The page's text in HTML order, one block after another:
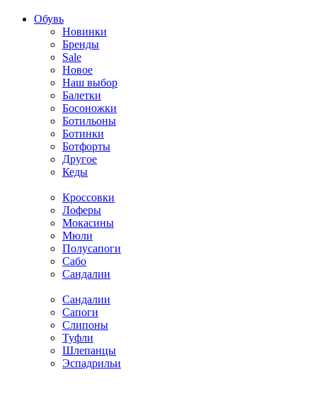
Обувь
Новинки
Бренды
Sale
Новое
Наш выбор
Балетки
Босоножки
Ботильоны
Ботинки
Ботфорты
Другое
Кеды
Кроссовки
Лоферы
Мокасины
Мюли
Полусапоги
Сабо
Сандалии
Сандалии
Сапоги
Слипоны
Туфли
Шлепанцы
Эспадрильи